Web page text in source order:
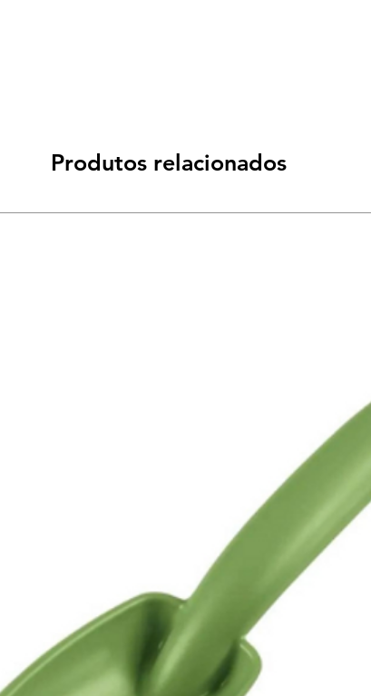
Produtos relacionados